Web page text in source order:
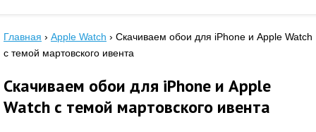
Главная › Apple Watch › Скачиваем обои для iPhone и Apple Watch
с темой мартовского ивента
Скачиваем обои для iPhone и Apple
Watch с темой мартовского ивента